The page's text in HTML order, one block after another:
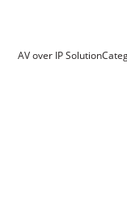
AV over IP